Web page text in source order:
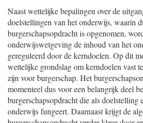
Naast wettelijke bepalingen over de
doelstellingen van het onderwijs, waarin
burgerschapsopdracht is opgenomen,
onderwijswetgeving de inhoud van het
gereguleerd door de kerndoelen. Op dit
wettelijke grondslag om kerndoelen vast
zijn voor burgerschap. Het
momenteel dus voor een belangrijk deel
burgerschapsopdracht die als doelstelling
onderwijs fungeert. Daarnaast krijgt de